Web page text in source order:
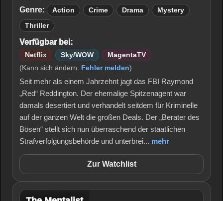
Genre:
Action Crime Drama Mystery
Thriller
Verfügbar bei:
Netflix Sky/WOW
MagentaTV
(Kann sich ändern. Fehler melden)
Seit mehr als einem Jahrzehnt jagt das FBI Raymond
„Red“ Reddington. Der ehemalige Spitzenagent war
damals desertiert und verhandelt seitdem für Kriminelle
auf der ganzen Welt die großen Deals. Der „Berater des
Bösen“ stellt sich nun überraschend der staatlichen
Strafverfolgungsbehörde und unterbrei... mehr
Zur Watchlist